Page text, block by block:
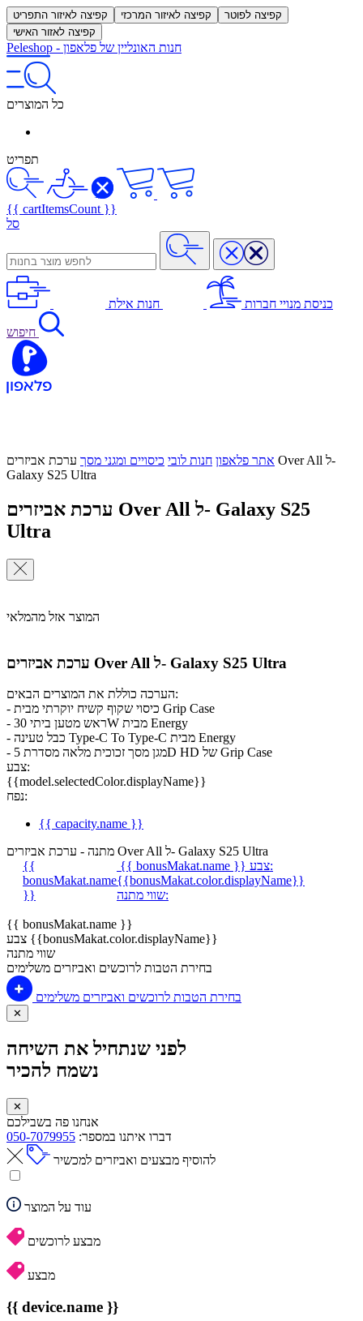
קפיצה לאיזור התפריט קפיצה לאיזור המרכזי
קפיצה לפוטר
קפיצה לאזור האישי
Peleshop - חנות האונליין של פלאפון
כל המוצרים
תפריט
{{ cartItemsCount }}
סל
כניסת מנויי חברות חנות אילת
חיפוש
אתר פלאפון חנות לובי כיסויים ומגני מסך ערכת אביזרים Over All ל-
Galaxy S25 Ultra
ערכת אביזרים Over All ל- Galaxy S25
Ultra
המוצר אזל מהמלאי
ערכת אביזרים Over All ל- Galaxy S25 Ultra
הערכה כוללת את המוצרים הבאים:
- כיסוי שקוף קשיח יוקרתי מבית Grip Case
- ראש מטען ביתי 30W מבית Energy
- כבל טעינה Type-C To Type-C מבית Energy
- מגן מסך זכוכית מלאה מסדרת 5D HD של Grip Case
צבע:
{{model.selectedColor.displayName}}
נפח:
{{ capacity.name }}
מתנה - ערכת אביזרים Over All ל- Galaxy S25 Ultra
{{
bonusMakat.name
}}
{{ bonusMakat.name }}
צבע:
{{bonusMakat.color.displayName}}
שווי מתנה:
{{ bonusMakat.name }}
צבע {{bonusMakat.color.displayName}}
שווי מתנה
בחירת הטבות לרוכשים ואביזרים משלימים
בחירת הטבות לרוכשים ואביזרים משלימים
✕
לפני שנתחיל את השיחה
נשמח להכיר
✕
אנחנו פה בשבילכם
דברו איתנו במספר: 050-7079955
להוסיף מבצעים ואביזרים למכשיר
עוד על המוצר
מבצע לרוכשים
מבצע
{{ device.name }}